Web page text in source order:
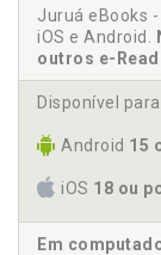
Juruá eBooks
iOS e Android.
outros e-
Disponível
Android 15
iOS 18 ou
Em